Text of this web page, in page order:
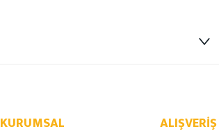
KURUMSAL ALIŞVERIŞ